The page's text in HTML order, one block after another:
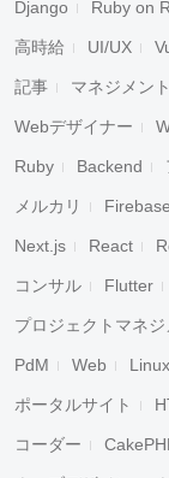
Django Ruby on
高時給 UI/UX
記事 マネジメント
Webデザイナー
Ruby Backend
メルカリ Firebase
Next.js React
コンサル Flutter
プロジェクトマネジ
PdM Web Linux
ポータルサイト
コーダー